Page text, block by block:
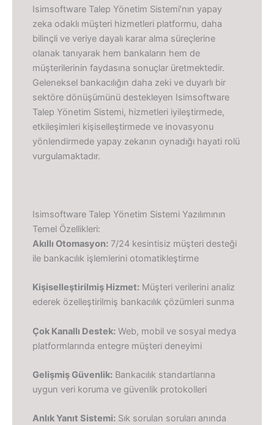
Isimsoftware Talep Yönetim Sistemi’nın yapay
zeka odaklı müşteri hizmetleri platformu, daha
bilinçli ve veriye dayalı karar alma süreçlerine
olanak tanıyarak hem bankaların hem de
müşterilerinin faydasına sonuçlar üretmektedir.
Geleneksel bankacılığın daha zeki ve duyarlı bir
sektöre dönüşümünü destekleyen Isimsoftware
Talep Yönetim Sistemi, hizmetleri iyileştirmede,
etkileşimleri kişiselleştirmede ve inovasyonu
yönlendirmede yapay zekanın oynadığı hayati rolü
vurgulamaktadır.
Isimsoftware Talep Yönetim Sistemi Yazılımının
Temel Özellikleri:
Akıllı Otomasyon:7/24 kesintisiz müşteri desteği
ile bankacılık işlemlerini otomatikleştirme
Kişiselleştirilmiş Hizmet:Müşteri verilerini analiz
ederek özelleştirilmiş bankacılık çözümleri sunma
Çok Kanallı Destek:Web, mobil ve sosyal medya
platformlarında entegre müşteri deneyimi
Gelişmiş Güvenlik:Bankacılık standartlarına
uygun veri koruma ve güvenlik protokolleri
Anlık Yanıt Sistemi:Sık sorulan soruları anında